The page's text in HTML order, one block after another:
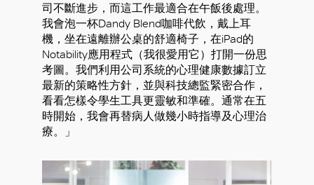
司不斷進步，而這工作最適合在午飯後處理。
我會泡一杯Dandy Blend咖啡代飲，戴上耳
機，坐在遠離辦公桌的舒適椅子，在iPad的
Notability應用程式（我很愛用它）打開一份思
考圖。我們利用公司系統的心理健康數據訂立
最新的策略性方針，並與科技總監緊密合作，
看看怎樣令學生工具更靈敏和準確。通常在五
時開始，我會再替病人做幾小時指導及心理治
療。」